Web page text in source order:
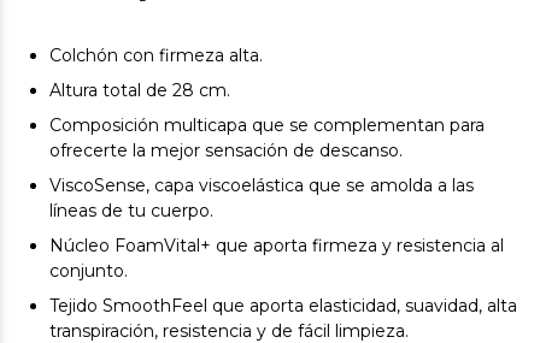
Colchón con firmeza alta.
Altura total de 28 cm.
Composición multicapa que se complementan para
ofrecerte la mejor sensación de descanso.
ViscoSense, capa viscoelástica que se amolda a las
líneas de tu cuerpo.
Núcleo FoamVital+ que aporta firmeza y resistencia al
conjunto.
Tejido SmoothFeel que aporta elasticidad, suavidad, alta
transpiración, resistencia y de fácil limpieza.